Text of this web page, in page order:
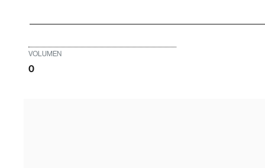
VOLUMEN
0